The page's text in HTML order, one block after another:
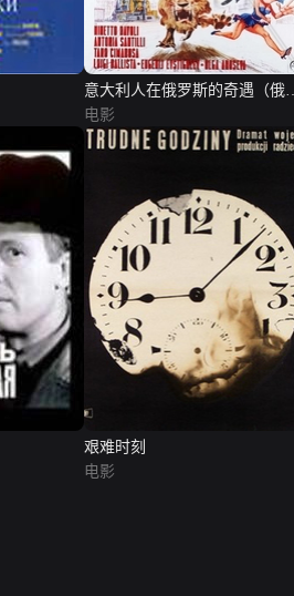
意大利人在俄罗斯的奇遇（俄语
版）
电影
艰难时刻
电影